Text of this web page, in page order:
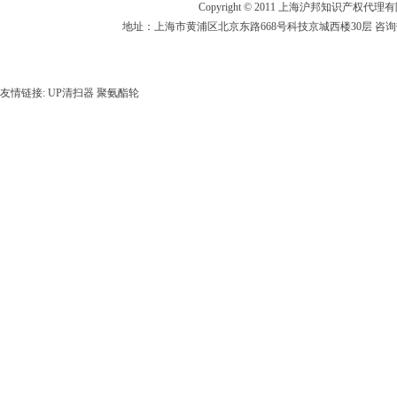
Copyright © 2011 上海沪邦知识产权代理
地址：上海市黄浦区北京东路668号科技京城西楼30层 咨
友情链接: UP清扫器 聚氨酯轮